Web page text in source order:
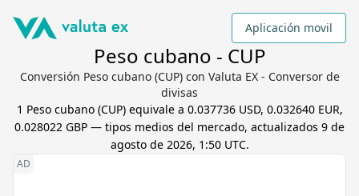
Aplicación movil
Peso cubano - CUP
Conversión Peso cubano (CUP) con Valuta EX - Conversor de
divisas
1 Peso cubano(CUP) equivale a 0.037736 USD, 0.032640 EUR,
0.028022 GBP — tipos medios del mercado, actualizados 9 de
agosto de 2026, 1:50 UTC.